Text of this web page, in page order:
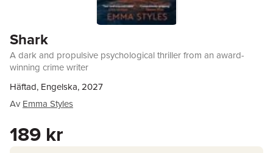
Shark
A dark and propulsive psychological thriller from an award-
winning crime writer
Häftad, Engelska, 2027
Av Emma Styles
189 kr